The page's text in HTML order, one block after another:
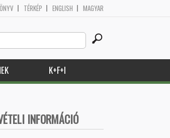
TÉRKÉP ENGLISH MAGYAR
Search
this
site
K+F+I
INFORMÁCIÓ